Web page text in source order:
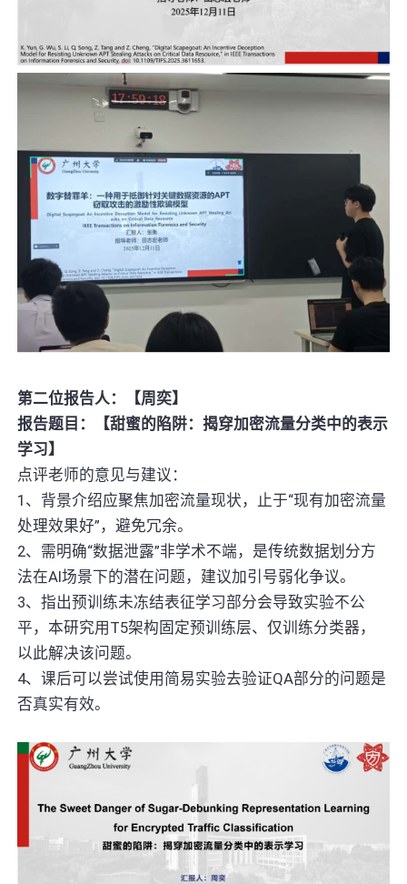
第二位报告人：【周奕】
报告题目：【甜蜜的陷阱：揭穿加密流量分类中的表示
学习】
点评老师的意见与建议：
1、背景介绍应聚焦加密流量现状，止于“现有加密流量
处理效果好”，避免冗余。
2、需明确“数据泄露”非学术不端，是传统数据划分方
法在AI场景下的潜在问题，建议加引号弱化争议。
3、指出预训练未冻结表征学习部分会导致实验不公
平，本研究用T5架构固定预训练层、仅训练分类器，
以此解决该问题。
4、课后可以尝试使用简易实验去验证QA部分的问题是
否真实有效。